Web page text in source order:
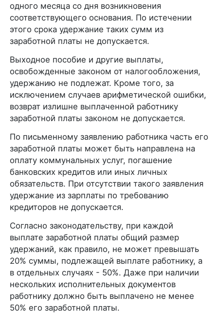
одного месяца со дня возникновения
соответствующего основания. По истечении
этого срока удержание таких сумм из
заработной платы не допускается.
Выходное пособие и другие выплаты,
освобожденные законом от налогообложения,
удержанию не подлежат. Кроме того, за
исключением случаев арифметической ошибки,
возврат излишне выплаченной работнику
заработной платы законом не допускается.
По письменному заявлению работника часть его
заработной платы может быть направлена на
оплату коммунальных услуг, погашение
банковских кредитов или иных личных
обязательств. При отсутствии такого заявления
удержание из зарплаты по требованию
кредиторов не допускается.
Согласно законодательству, при каждой
выплате заработной платы общий размер
удержаний, как правило, не может превышать
20% суммы, подлежащей выплате работнику, а
в отдельных случаях - 50%. Даже при наличии
нескольких исполнительных документов
работнику должно быть выплачено не менее
50% его заработной платы.